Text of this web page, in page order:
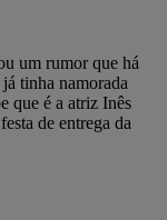
um rumor que há
tinha namorada
que é a atriz Inês
de entrega da